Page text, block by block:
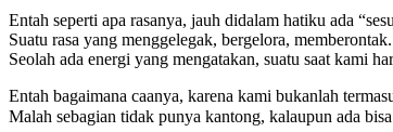
Entah seperti apa rasanya, jauh didalam hatiku ada
Suatu rasa yang menggelegak, bergelora, memberontak.
Seolah ada energi yang mengatakan, suatu saat kami
Entah bagaimana caanya, karena kami bukanlah
Malah sebagian tidak punya kantong, kalaupun ada